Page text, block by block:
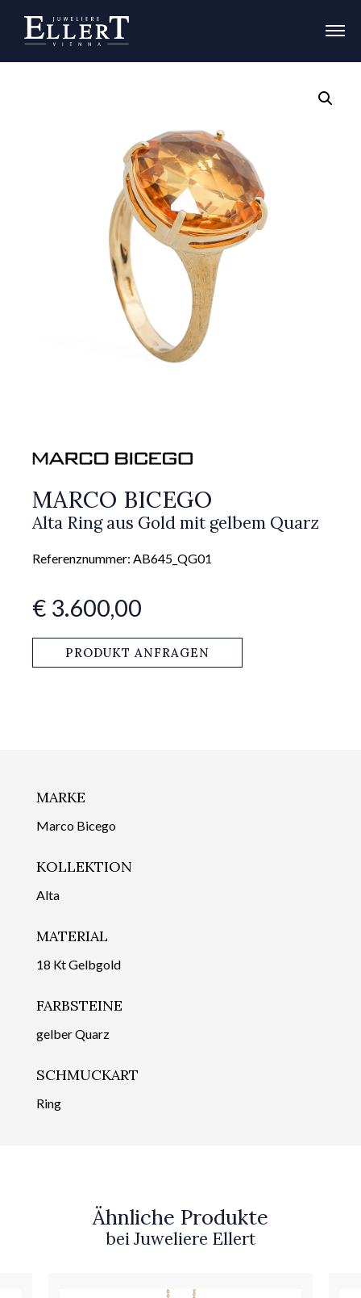
MARCO BICEGO
Alta Ring aus Gold mit gelbem Quarz
Referenznummer: AB645_QG01
€ 3.600,00
PRODUKT ANFRAGEN
MARKE
Marco Bicego
KOLLEKTION
Alta
MATERIAL
18 Kt Gelbgold
FARBSTEINE
gelber Quarz
SCHMUCKART
Ring
Ähnliche Produkte
bei Juweliere Ellert